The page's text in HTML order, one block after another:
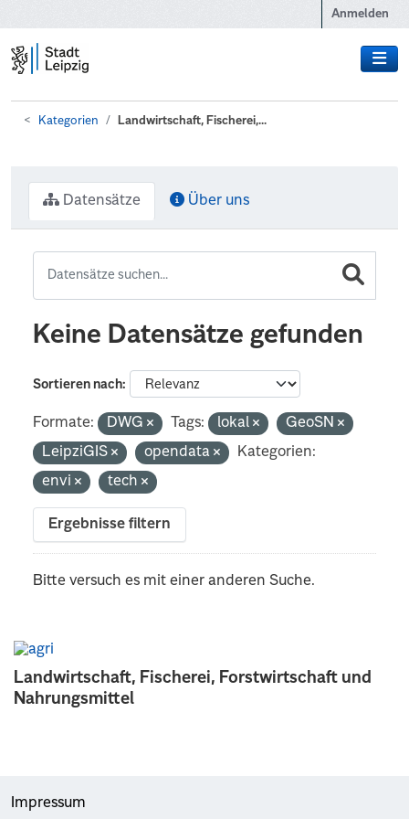
Anmelden
Kategorien Landwirtschaft, Fischerei,...
Landwirtschaft, Fischerei, Forstwirtschaft und
Nahrungsmittel
Datensätze Über uns
Keine Datensätze gefunden
Sortieren nach
Formate: DWG Tags: lokal
GeoSN
LeipziGIS
opendata
Kategorien:
envi
tech
Ergebnisse filtern
Bitte versuch es mit einer anderen Suche.
Impressum